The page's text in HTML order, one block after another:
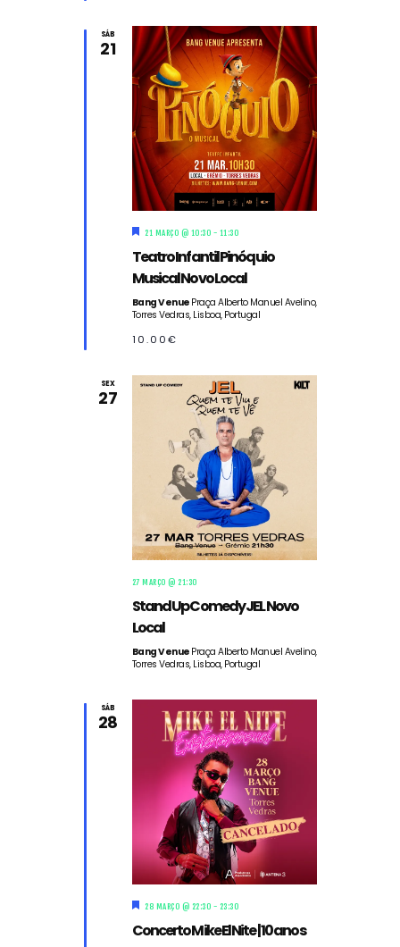
SÁB
21
D
s
t
a
q
u
21 MARÇO @ 10:30 - 11:30
Teatro Infantil Pinóquio
Musical Novo Local
Bang Venue Praça Alberto Manuel Avelino,
Torres Vedras, Lisboa, Portugal
10.00€
SEX
27
27 MARÇO @ 21:30
Stand Up Comedy JEL Novo
Local
Bang Venue Praça Alberto Manuel Avelino,
Torres Vedras, Lisboa, Portugal
SÁB
28
D
s
28 MARÇO @ 22:30 - 23:30
Concerto Mike El Nite | 10 anos